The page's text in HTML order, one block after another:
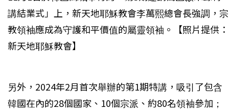
講結業式」上，新天地耶穌教會李萬熙總會長強調，宗
教領袖應成為守護和平價值的屬靈領袖。【照片提供：
新天地耶穌教會】
另外，2024年2月首次舉辦的第1期特講，吸引了包含
韓國在內的28個國家、10個宗派、約80名領袖參加；